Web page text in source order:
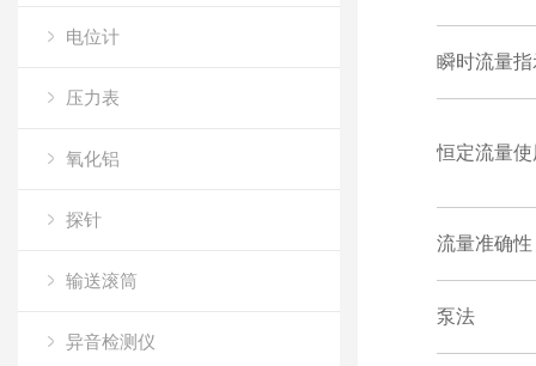
电位计
压力表
氧化铝
探针
输送滚筒
异音检测仪
瞬时流量
恒定流量
流量准确性
泵法